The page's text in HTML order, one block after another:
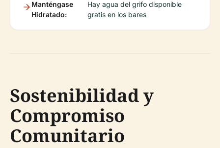
Manténgase
Hidratado:
Hay agua del grifo disponible
gratis en los bares
Sostenibilidad y
Compromiso
Comunitario